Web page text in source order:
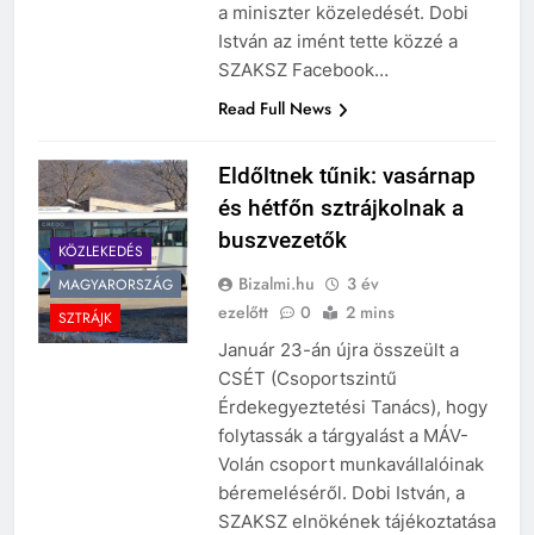
a miniszter közeledését. Dobi
István az imént tette közzé a
SZAKSZ Facebook…
Read Full News
KÖZLEKEDÉS
MAGYARORSZÁG
SZTRÁJK
Eldőltnek tűnik: vasárnap
és hétfőn sztrájkolnak a
buszvezetők
Bizalmi.hu
3 év
ezelőtt
0 2 mins
Január 23-án újra összeült a
CSÉT (Csoportszintű
Érdekegyeztetési Tanács), hogy
folytassák a tárgyalást a MÁV-
Volán csoport munkavállalóinak
béremeléséről. Dobi István, a
SZAKSZ elnökének tájékoztatása